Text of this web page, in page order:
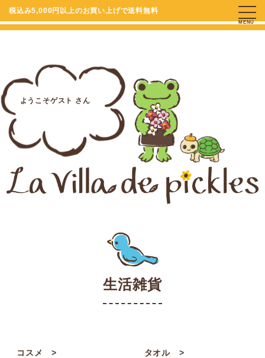
税込み5,000円以上のお買い上げで送料無料
ようこそゲスト さん
MENU
生活雑貨
コスメ タオル